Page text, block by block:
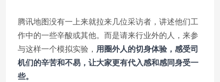
腾讯地图没有一上来就拉来几位采访者，讲述他们工
作中的一些辛酸或其他。而是请来行业外的人，来参
与这样一个模拟实验， 用圈外人的切身体验，感受司
机们的辛苦和不易，让大家更有代入感和感同身受一
些。